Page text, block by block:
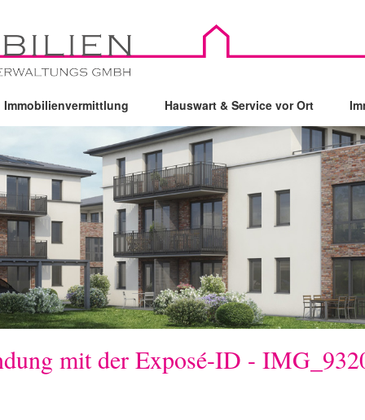
Immobilienvermittlung Hauswart & Service vor Ort
mit der Exposé-ID -